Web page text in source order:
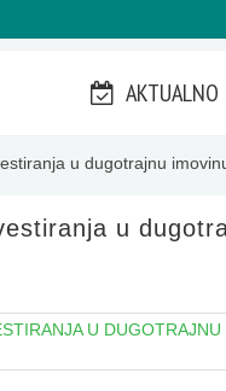
AKTUALNO
u dugotrajnu
u
U DUGOTRAJNU